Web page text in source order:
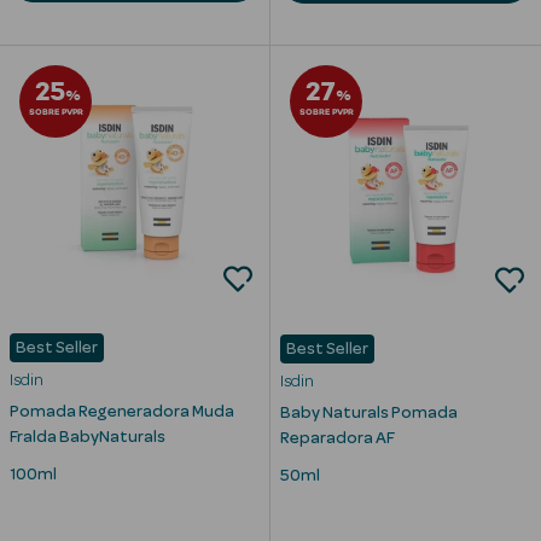
Rosto e
Ver Tudo
Cosmética
Hidratantes
Creme de Olhos
25%
SOBRE PVPR
Best Seller
Isdin
Pomada Regeneradora Muda
Fralda BabyNaturals
100ml
27%
SOBRE PVPR
Best Seller
Isdin
Baby Naturals Pomada
Reparadora AF
50ml